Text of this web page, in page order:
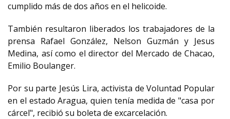
cumplido más de dos años en el helicoide.
También resultaron liberados los trabajadores de la
prensa Rafael González, Nelson Guzmán y Jesus
Medina, así como el director del Mercado de Chacao,
Emilio Boulanger.
Por su parte Jesús Lira, activista de Voluntad Popular
en el estado Aragua, quien tenía medida de "casa por
cárcel", recibió su boleta de excarcelación.